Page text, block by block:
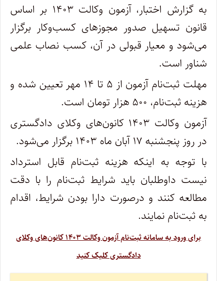
به گزارش اختبار، آزمون وکالت ۱۴۰۳ بر اساس
قانون تسهیل صدور مجوزهای کسب‌وکار برگزار
می‌شود و معیار قبولی در آن، کسب نصاب علمی
شناور است.
مهلت ثبت‌نام آزمون از ۵ تا ۱۴ مهر تعیین شده و
هزینه ثبت‌نام، ۵۰۰ هزار تومان است.
آزمون وکالت ۱۴۰۳ کانون‌های وکلای دادگستری
در روز پنجشنبه ۱۷ آبان ماه ۱۴۰۳ برگزار می‌شود.
با توجه به اینکه هزینه ثبت‌نام قابل استرداد
نیست داوطلبان باید شرایط ثبت‌نام را با دقت
مطالعه کنند و درصورت دارا بودن شرایط، اقدام
به ثبت‌نام نمایند.
برای ورود به سامانه ثبت‌نام آزمون وکالت ۱۴۰۳ کانون‌های وکلای
دادگستری کلیک کنید